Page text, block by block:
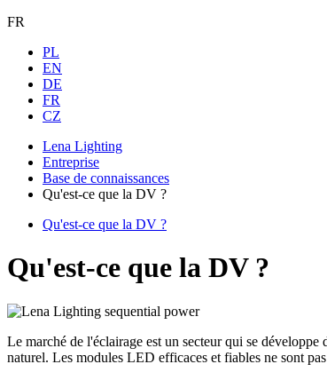
FR
PL
EN
DE
FR
CZ
Lena Lighting
Entreprise
Base de connaissances
Qu'est-ce que la DV ?
Qu'est-ce que la DV ?
Qu'est-ce que la DV ?
Le marché de l'éclairage est un secteur qui se
naturel. Les modules LED efficaces et fiables ne sont